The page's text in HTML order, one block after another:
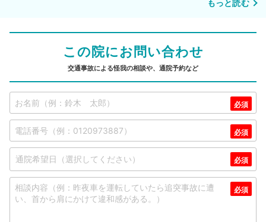
もっと読む
この院にお問い合わせ
交通事故による怪我の相談や、通院予約など